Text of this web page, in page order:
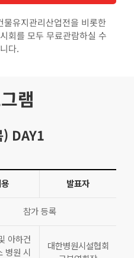
유지관리산업전을 비롯한
회를 모두 무료관람하실 수
다.
램
DAY1
발표자
참가 등록
아하건
병원 시
대한병원시설협회